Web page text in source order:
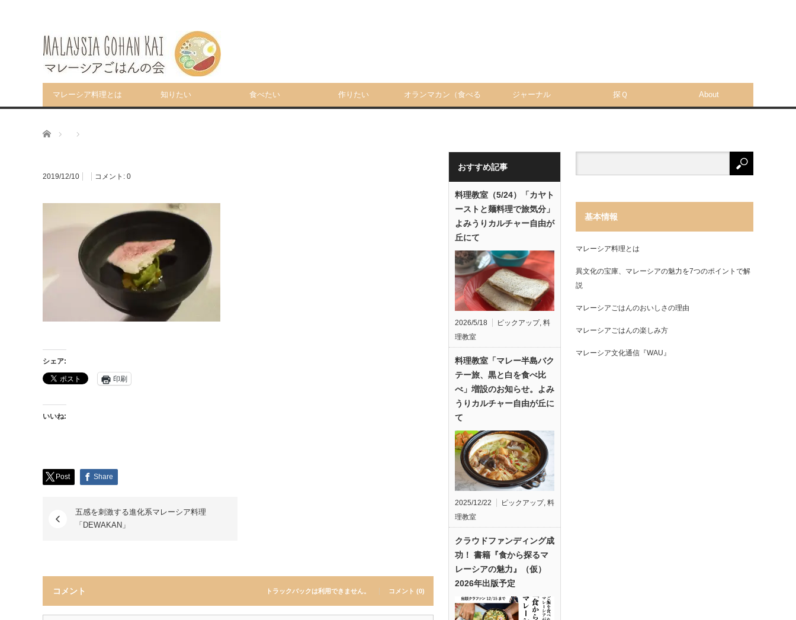
マレーシア料理とは 知りたい 食べたい 作りたい オランマカン（食べる ジャーナル 探Ｑ About
ホーム
2019/12/10 コメント: 0
シェア:
印刷
いいね:
Post Share
五感を刺激する進化系マレーシア料理
「DEWAKAN」
コメント トラックバックは利用できません。 コメント (0)
おすすめ記事
料理教室（5/24）「カヤト
ーストと麺料理で旅気分」
よみうりカルチャー自由が
丘にて
2026/5/18 ピックアップ, 料
理教室
料理教室「マレー半島バク
テー旅、黒と白を食べ比
べ」増設のお知らせ。よみ
うりカルチャー自由が丘に
て
2025/12/22 ピックアップ, 料
理教室
クラウドファンディング成
功！ 書籍『食から探るマ
レーシアの魅力』（仮）
2026年出版予定
基本情報
マレーシア料理とは
異文化の宝庫、マレーシアの魅力を7つのポイントで解
説
マレーシアごはんのおいしさの理由
マレーシアごはんの楽しみ方
マレーシア文化通信『WAU』